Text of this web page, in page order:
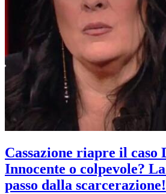
Cassazione riapre il caso
Innocente o colpevole?
passo dalla scarcerazione!